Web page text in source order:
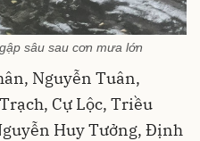
sâu sau cơn mưa lớn
Nguyễn Tuân,
Cự Lộc, Triều
Huy Tưởng, Định